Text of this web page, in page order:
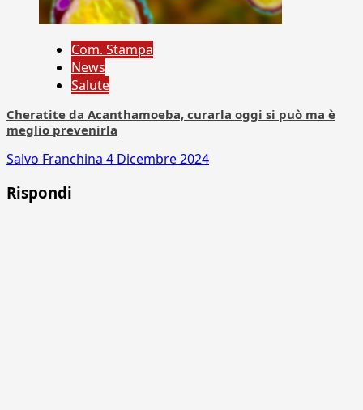
Com. Stampa
News
Salute
Cheratite da Acanthamoeba, curarla oggi si può ma è
meglio prevenirla
Salvo Franchina 4 Dicembre 2024
Rispondi